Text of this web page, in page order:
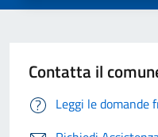
Contatta il
Leggi le domande